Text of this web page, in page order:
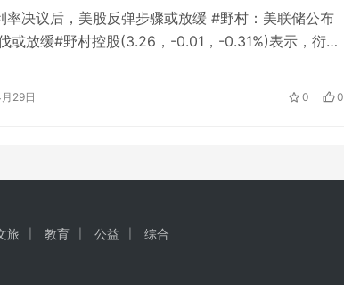
率决议后，美股反弹步骤或放缓 #野村：美联储公布
或放缓#野村控股(3.26，-0.01，-0.31%)表示，衍生
野村证券的量化策略师Yoshitaka Suda在一份报告中
29日 0 0
旅 教育 公益
综合